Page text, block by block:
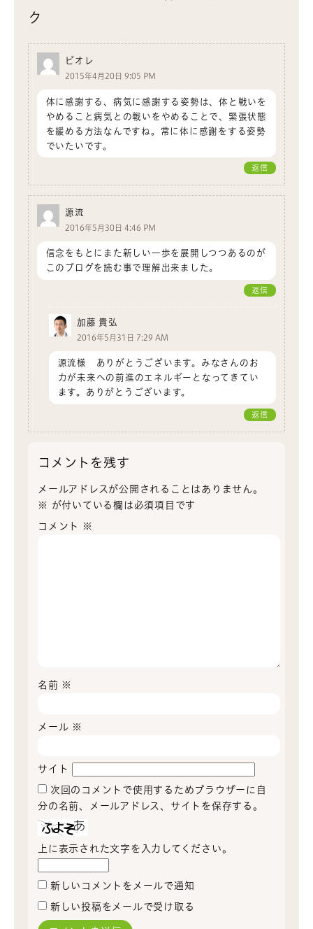
ク
ビオレ
2015年4月20日 9:05 PM
体に感謝する、病気に感謝する姿勢は、体と戦いを
やめること病気との戦いをやめることで、緊張状態
を緩める方法なんですね。常に体に感謝をする姿勢
でいたいです。
返信
源流
2016年5月30日 4:46 PM
信念をもとにまた新しい一歩を展開しつつあるのが
このブログを読む事で理解出来ました。
返信
加藤 貴弘
2016年5月31日 7:29 AM
源流様 ありがとうございます。みなさんのお
力が未来への前進のエネルギーとなってきてい
ます。ありがとうございます。
返信
コメントを残す
メールアドレスが公開されることはありません。
※
が付いている欄は必須項目です
コメント ※
名前 ※
メール ※
サイト
次回のコメントで使用するためブラウザーに自
分の名前、メールアドレス、サイトを保存する。
上に表示された文字を入力してください。
新しいコメントをメールで通知
新しい投稿をメールで受け取る